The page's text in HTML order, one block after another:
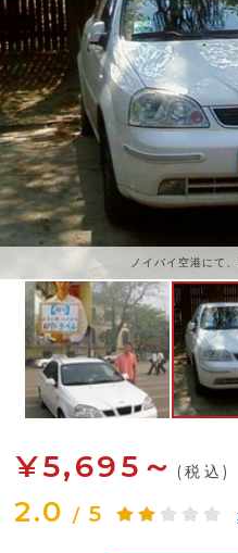
ノイバイ空港にて
¥5,695～ (税込)
2.0 / 5